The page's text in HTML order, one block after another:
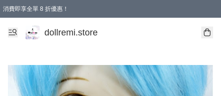
消費即享全單 8 折優惠！
購物滿 HKD 1500.00即享免運費優惠！（適用於 本地送貨、本地取貨、國際送貨 )
dollremi.store